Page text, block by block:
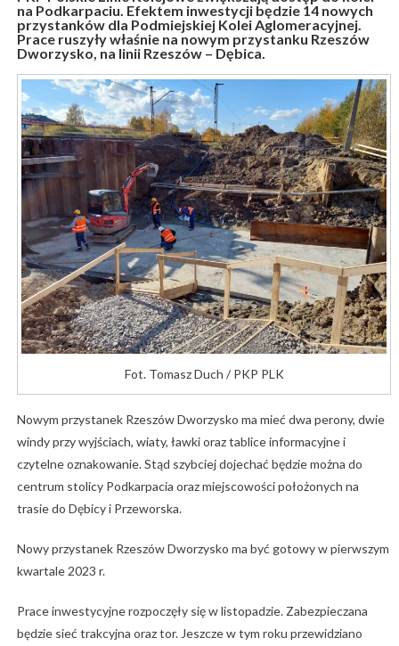
na Podkarpaciu. Efektem inwestycji będzie 14 nowych
przystanków dla Podmiejskiej Kolei Aglomeracyjnej.
Prace ruszyły właśnie na nowym przystanku Rzeszów
Dworzysko, na linii Rzeszów – Dębica.
Fot. Tomasz Duch / PKP PLK
Nowym przystanek Rzeszów Dworzysko ma mieć dwa perony, dwie
windy przy wyjściach, wiaty, ławki oraz tablice informacyjne i
czytelne oznakowanie. Stąd szybciej dojechać będzie można do
centrum stolicy Podkarpacia oraz miejscowości położonych na
trasie do Dębicy i Przeworska.
Nowy przystanek Rzeszów Dworzysko ma być gotowy w pierwszym
kwartale 2023 r.
Prace inwestycyjne rozpoczęły się w listopadzie. Zabezpieczana
będzie sieć trakcyjna oraz tor. Jeszcze w tym roku przewidziano